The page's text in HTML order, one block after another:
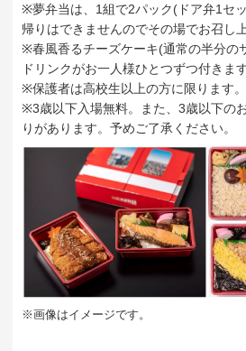
※夢弁当は、1組で2パック(ドア弁1セ
帰りはできませんのでその場でお召し
※春風香るチーズケーキ(通常の半分の
ドリンクがお一人様ひとつずつ付きます
※保護者は高校生以上の方に限ります。
※3歳以下入場無料。また、3歳以下の
りがあります。予めご了承ください。
※画像はイメージです。